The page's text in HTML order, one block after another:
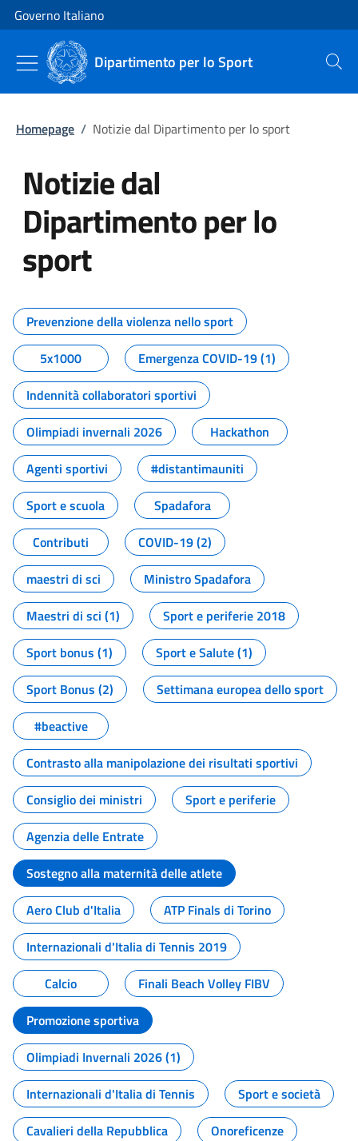
Vai al contenuto
Vai alla navigazione del sito
Governo Italiano
Dipartimento per lo Sport Cerca
Homepage / Notizie dal Dipartimento per lo sport
Notizie dal
Dipartimento per lo
sport
Tutti i contenuti della pagina
Prevenzione della violenza nello sport
5x1000
Emergenza COVID-19 (1)
Indennità collaboratori sportivi
Olimpiadi invernali 2026
Hackathon
Agenti sportivi
#distantimauniti
Sport e scuola
Spadafora
Contributi
COVID-19 (2)
maestri di sci
Ministro Spadafora
Maestri di sci (1)
Sport e periferie 2018
Sport bonus (1)
Sport e Salute (1)
Sport Bonus (2)
Settimana europea dello sport
#beactive
Contrasto alla manipolazione dei risultati sportivi
Consiglio dei ministri
Sport e periferie
Agenzia delle Entrate
Sostegno alla maternità delle atlete
Aero Club d'Italia
ATP Finals di Torino
Internazionali d'Italia di Tennis 2019
Calcio
Finali Beach Volley FIBV
Promozione sportiva
Olimpiadi Invernali 2026 (1)
Internazionali d'Italia di Tennis
Sport e società
Cavalieri della Repubblica
Onoreficenze